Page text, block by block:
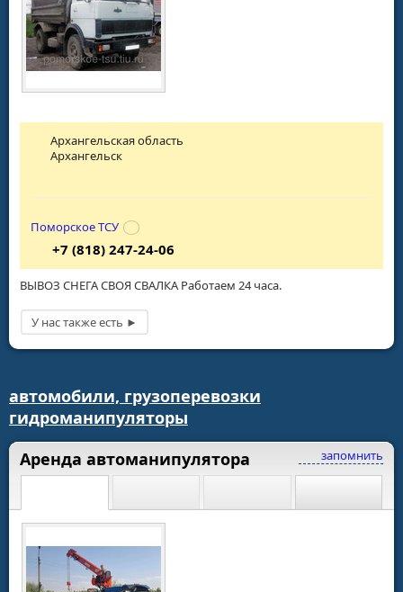
ВЫВОЗ СНЕГА СВОЯ СВАЛКА Работаем 24 часа.
Архангельская область
Архангельск
Поморское ТСУ
+7 (818) 247-24-06
автомобили, грузоперевозки
гидроманипуляторы
запомнить
Аренда автоманипулятора